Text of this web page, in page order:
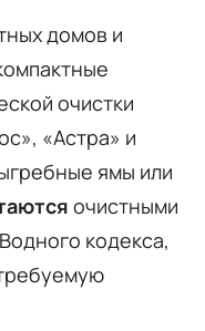
домов и
очистки
«Астра» и
ямы или
очистными
кодекса,